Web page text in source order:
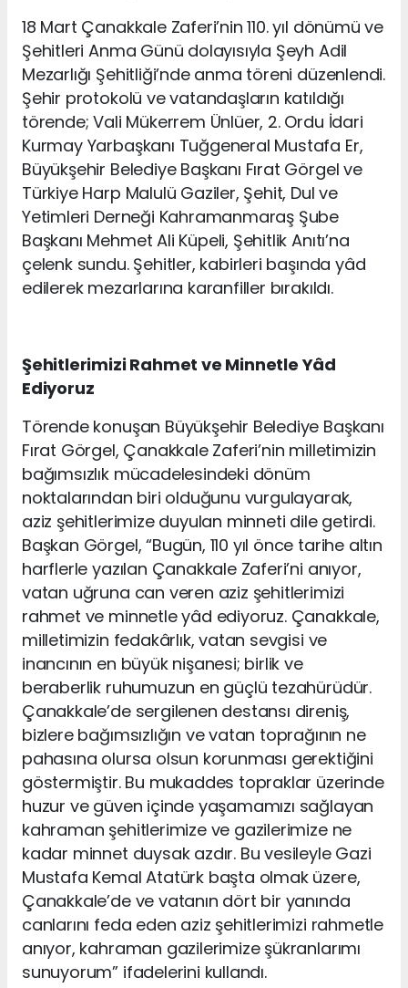
18 Mart Çanakkale Zaferi’nin 110. yıl dönümü ve
Şehitleri Anma Günü dolayısıyla Şeyh Adil
Mezarlığı Şehitliği’nde anma töreni düzenlendi.
Şehir protokolü ve vatandaşların katıldığı
törende; Vali Mükerrem Ünlüer, 2. Ordu İdari
Kurmay Yarbaşkanı Tuğgeneral Mustafa Er,
Büyükşehir Belediye Başkanı Fırat Görgel ve
Türkiye Harp Malulü Gaziler, Şehit, Dul ve
Yetimleri Derneği Kahramanmaraş Şube
Başkanı Mehmet Ali Küpeli, Şehitlik Anıtı’na
çelenk sundu. Şehitler, kabirleri başında yâd
edilerek mezarlarına karanfiller bırakıldı.
Şehitlerimizi Rahmet ve Minnetle Yâd
Ediyoruz
Törende konuşan Büyükşehir Belediye Başkanı
Fırat Görgel, Çanakkale Zaferi’nin milletimizin
bağımsızlık mücadelesindeki dönüm
noktalarından biri olduğunu vurgulayarak,
aziz şehitlerimize duyulan minneti dile getirdi.
Başkan Görgel, “Bugün, 110 yıl önce tarihe altın
harflerle yazılan Çanakkale Zaferi’ni anıyor,
vatan uğruna can veren aziz şehitlerimizi
rahmet ve minnetle yâd ediyoruz. Çanakkale,
milletimizin fedakârlık, vatan sevgisi ve
inancının en büyük nişanesi; birlik ve
beraberlik ruhumuzun en güçlü tezahürüdür.
Çanakkale’de sergilenen destansı direniş,
bizlere bağımsızlığın ve vatan toprağının ne
pahasına olursa olsun korunması gerektiğini
göstermiştir. Bu mukaddes topraklar üzerinde
huzur ve güven içinde yaşamamızı sağlayan
kahraman şehitlerimize ve gazilerimize ne
kadar minnet duysak azdır. Bu vesileyle Gazi
Mustafa Kemal Atatürk başta olmak üzere,
Çanakkale’de ve vatanın dört bir yanında
canlarını feda eden aziz şehitlerimizi rahmetle
anıyor, kahraman gazilerimize şükranlarımı
sunuyorum” ifadelerini kullandı.